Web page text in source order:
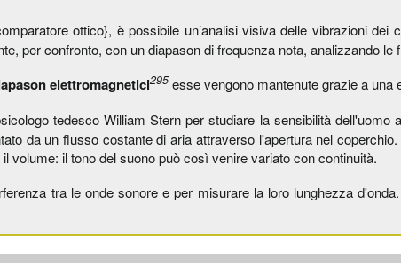
ottico}, è possibile un’analisi visiva delle vibrazioni
per confronto, con un diapason di frequenza nota, analizzando
elettromagnetici295 esse vengono mantenute grazie a una
tedesco William Stern per studiare la sensibilità
da un flusso costante di aria attraverso l'apertura nel
volume: il tono del suono può così venire variato con continuità.
tra le onde sonore e per misurare la loro lunghezza